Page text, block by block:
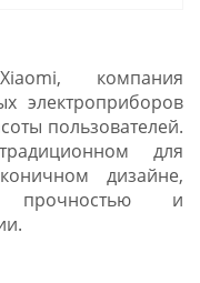
компания
электроприборов
пользователей.
для
дизайне,
прочностью и